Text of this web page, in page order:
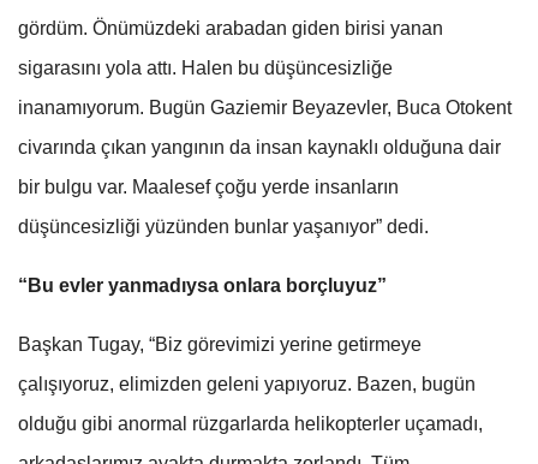
gördüm. Önümüzdeki arabadan giden birisi yanan
sigarasını yola attı. Halen bu düşüncesizliğe
inanamıyorum. Bugün Gaziemir Beyazevler, Buca Otokent
civarında çıkan yangının da insan kaynaklı olduğuna dair
bir bulgu var. Maalesef çoğu yerde insanların
düşüncesizliği yüzünden bunlar yaşanıyor” dedi.
“Bu evler yanmadıysa onlara borçluyuz”
Başkan Tugay, “Biz görevimizi yerine getirmeye
çalışıyoruz, elimizden geleni yapıyoruz. Bazen, bugün
olduğu gibi anormal rüzgarlarda helikopterler uçamadı,